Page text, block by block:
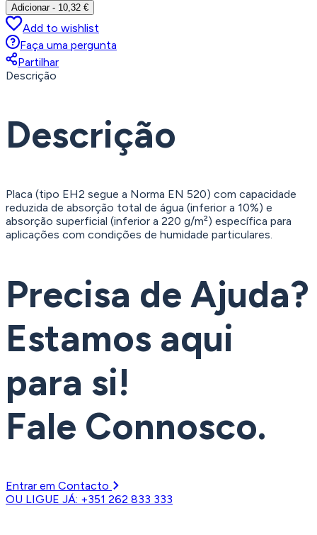
Adicionar - 10,32 €
Add to wishlist
Faça uma pergunta
Partilhar
Descrição
Descrição
Placa (tipo EH2 segue a Norma EN 520) com capacidade
reduzida de absorção total de água (inferior a 10%) e
absorção superficial (inferior a 220 g/m²) específica para
aplicações com condições de humidade particulares.
Precisa de Ajuda?
Estamos aqui
para si!
Fale Connosco.
Entrar em Contacto
OU LIGUE JÁ: +351 262 833 333